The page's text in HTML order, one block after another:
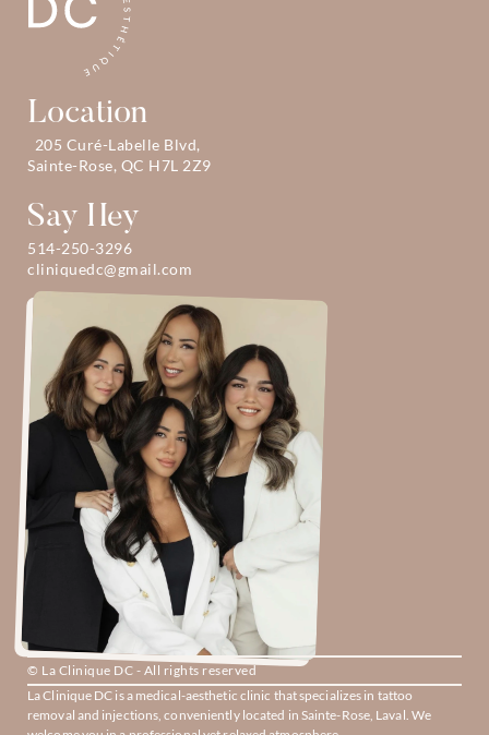
Location
205 Curé-Labelle Blvd,
Sainte-Rose, QC H7L 2Z9
Say Hey
514-250-3296
cliniquedc@gmail.com
© La Clinique DC - All rights reserved
La Clinique DC is a medical-aesthetic clinic that specializes in tattoo
removal and injections, conveniently located in Sainte-Rose, Laval. We